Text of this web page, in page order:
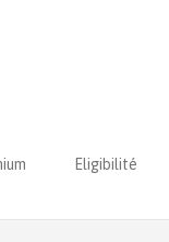
Eligibilité